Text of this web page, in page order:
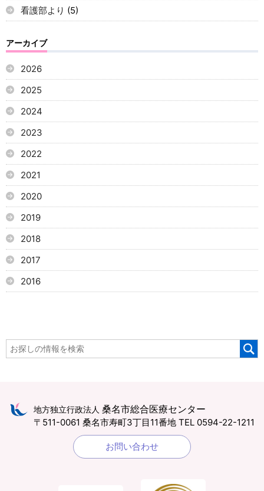
看護部より (5)
アーカイブ
2026
2025
2024
2023
2022
2021
2020
2019
2018
2017
2016
地方独立行政法人 桑名市総合医療センター
〒511-0061 桑名市寿町3丁目11番地 TEL 0594-22-1211
お問い合わせ